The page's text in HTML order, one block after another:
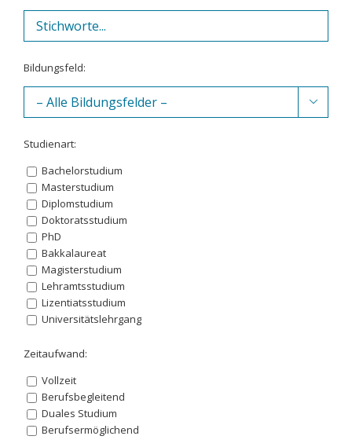
Bildungsfeld:

Studienart:
Bachelorstudium
Masterstudium
Diplomstudium
Doktoratsstudium
PhD
Bakkalaureat
Magisterstudium
Lehramtsstudium
Lizentiatsstudium
Universitätslehrgang
Zeitaufwand:
Vollzeit
Berufsbegleitend
Duales Studium
Berufsermöglichend